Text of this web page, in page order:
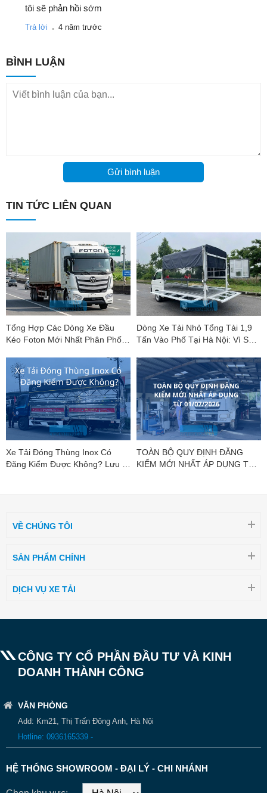
tôi sẽ phản hồi sớm
Trả lời . 4 năm trước
BÌNH LUẬN
Gửi bình luận
TIN TỨC LIÊN QUAN
Tổng Hợp Các Dòng Xe Đầu
Kéo Foton Mới Nhất Phân Phối
Dòng Xe Tải Nhỏ Tổng Tải 1,9
Tấn Vào Phố Tại Hà Nội: Vì Sao
Khúc"?
Xe Tải Đóng Thùng Inox Có
Đăng Kiểm Được Không? Lưu Ý
TOÀN BỘ QUY ĐỊNH ĐĂNG
KIỂM MỚI NHẤT ÁP DỤNG TỪ
VỀ CHÚNG TÔI
SẢN PHẨM CHÍNH
DỊCH VỤ XE TẢI
CÔNG TY CỔ PHẦN ĐẦU TƯ VÀ KINH
DOANH THÀNH CÔNG
VĂN PHÒNG
Add: Km21, Thị Trấn Đông Anh, Hà Nội
Hotline: 0936165339 -
HỆ THỐNG SHOWROOM - ĐẠI LÝ - CHI NHÁNH